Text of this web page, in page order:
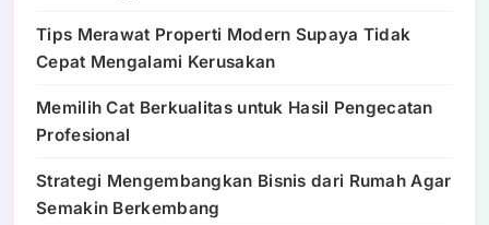
Tips Merawat Properti Modern Supaya Tidak
Cepat Mengalami Kerusakan
Memilih Cat Berkualitas untuk Hasil Pengecatan
Profesional
Strategi Mengembangkan Bisnis dari Rumah Agar
Semakin Berkembang